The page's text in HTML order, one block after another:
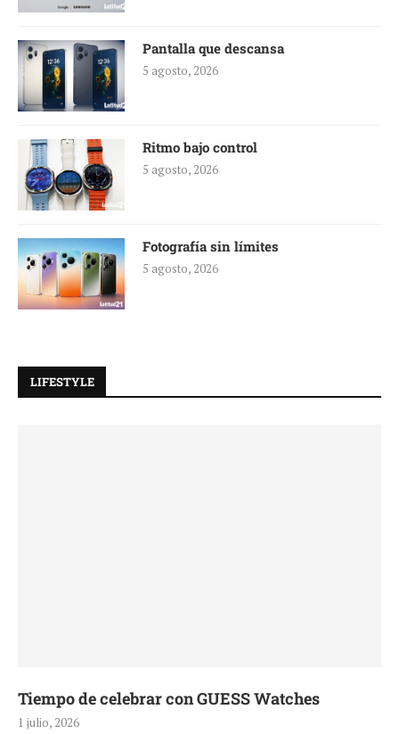
Pantalla que descansa
5 agosto, 2026
Ritmo bajo control
5 agosto, 2026
Fotografía sin límites
5 agosto, 2026
LIFESTYLE
Tiempo de celebrar con GUESS Watches
1 julio, 2026